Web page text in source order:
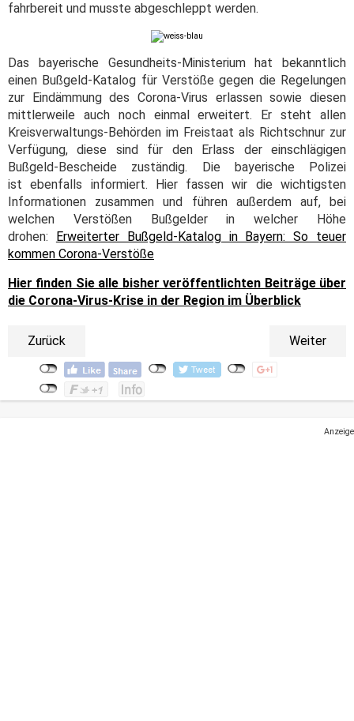
fahrbereit und musste abgeschleppt werden.
Das bayerische Gesundheits-Ministerium hat bekanntlich
einen Bußgeld-Katalog für Verstöße gegen die Regelungen
zur Eindämmung des Corona-Virus erlassen sowie diesen
mittlerweile auch noch einmal erweitert. Er steht allen
Kreisverwaltungs-Behörden im Freistaat als Richtschnur zur
Verfügung, diese sind für den Erlass der einschlägigen
Bußgeld-Bescheide zuständig. Die bayerische Polizei
ist ebenfalls informiert. Hier fassen wir die wichtigsten
Informationen zusammen und führen außerdem auf, bei
welchen Verstößen Bußgelder in welcher Höhe
drohen: Erweiterter Bußgeld-Katalog in Bayern: So teuer
kommen Corona-Verstöße
Hier finden Sie alle bisher veröffentlichten Beiträge über
die Corona-Virus-Krise in der Region im Überblick
Zurück Weiter
Anzeige